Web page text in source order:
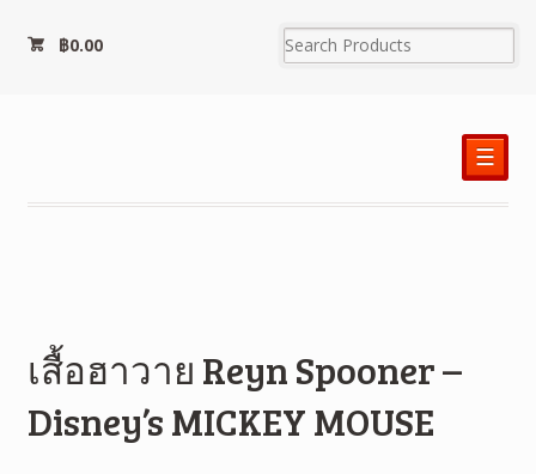
฿0.00
☰
เสื้อฮาวาย Reyn Spooner –
Disney’s MICKEY MOUSE